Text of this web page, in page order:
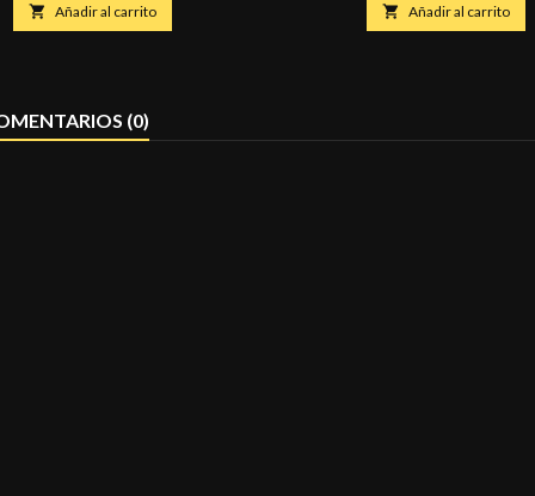
! Colores que componen la
LGS-18, LGS-24, LGS-10, LGS-15,
 Añadir al carrito  Añadir al carrito
(0)